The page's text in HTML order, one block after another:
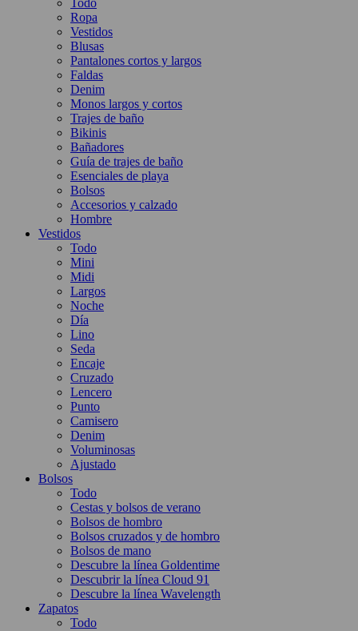
Todo
Ropa
Vestidos
Blusas
Pantalones cortos y largos
Faldas
Denim
Monos largos y cortos
Trajes de baño
Bikinis
Bañadores
Guía de trajes de baño
Esenciales de playa
Bolsos
Accesorios y calzado
Hombre
Vestidos
Todo
Mini
Midi
Largos
Noche
Día
Lino
Seda
Encaje
Cruzado
Lencero
Punto
Camisero
Denim
Voluminosas
Ajustado
Bolsos
Todo
Cestas y bolsos de verano
Bolsos de hombro
Bolsos cruzados y de hombro
Bolsos de mano
Descubre la línea Goldentime
Descubrir la línea Cloud 91
Descubre la línea Wavelength
Zapatos
Todo